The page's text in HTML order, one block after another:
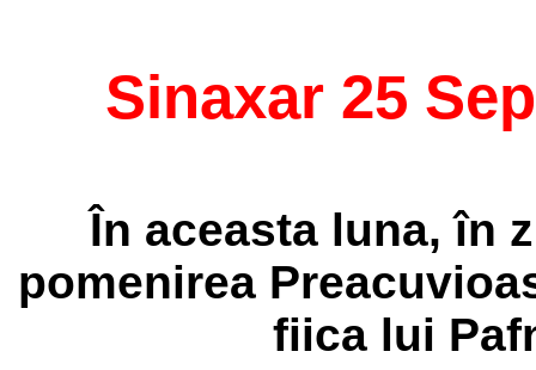
Sinaxar 25
În aceasta luna, în
pomenirea
fiica lui